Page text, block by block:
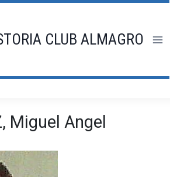
CLUB ALMAGRO
Miguel Angel